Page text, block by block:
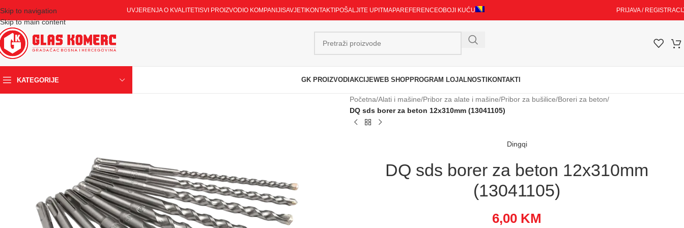
Skip to navigation
Skip to main content
UVJERENJA O KVALITETI SVI PROIZVODI O KOMPANIJI SAVJETI KONTAKTI POŠALJITE UPITMAPAREFERENCEOBOJI KUĆU PRIJAVA /
KATEGORIJE GK PROIZVODI AKCIJEWEB SHOPPROGRAM LOJALNOSTI KONTAKTI
Početna/Alati i mašine/Pribor za alate i mašine/Pribor za bušilice/Boreri za beton/
DQ sds borer za beton 12x310mm (13041105)
Dingqi
DQ sds borer za beton 12x310mm
(13041105)
6,00 KM